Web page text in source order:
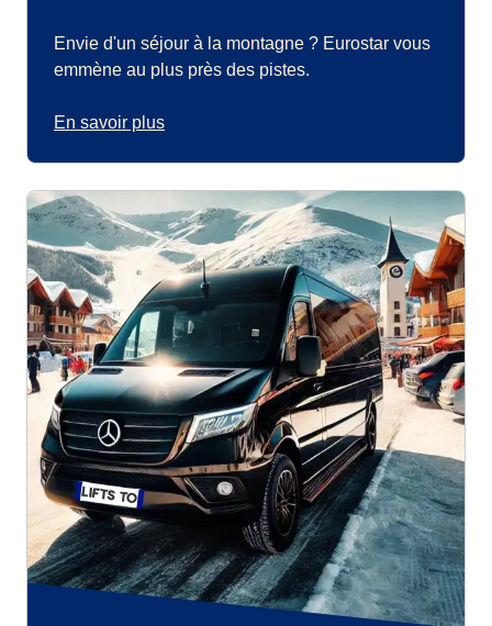
Envie d'un séjour à la montagne ? Eurostar vous
emmène au plus près des pistes.
En savoir plus